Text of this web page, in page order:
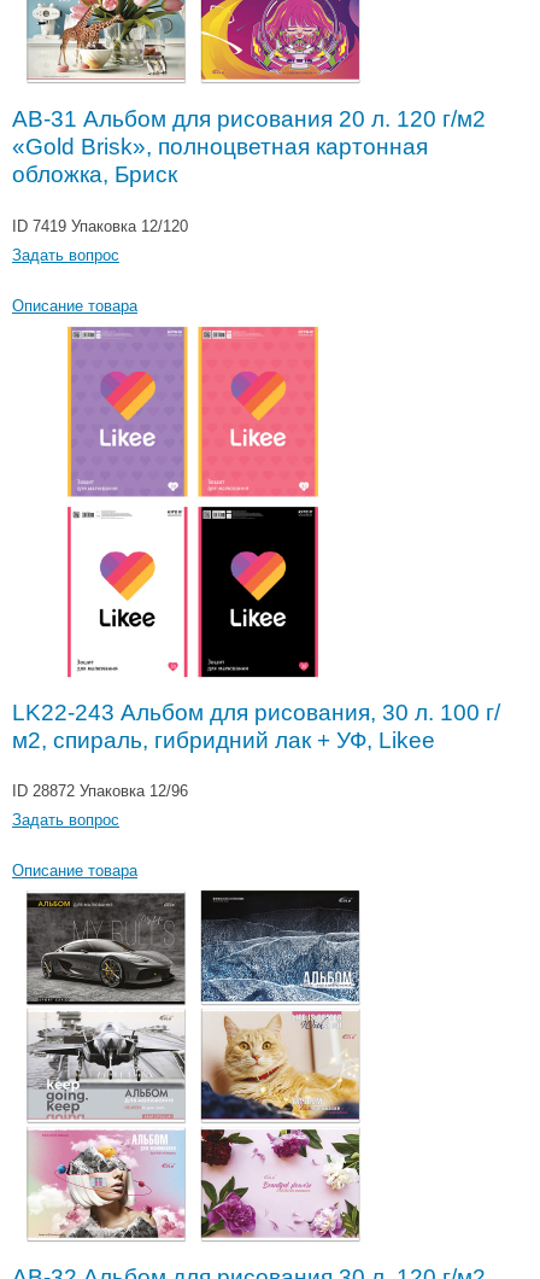
АВ-31 Альбом для рисования 20 л. 120 г/м2
«Gold Brisk», полноцветная картонная
обложка, Бриск
ID 7419 Упаковка 12/120
Задать вопрос
Описание товара
LK22-243 Альбом для рисования, 30 л. 100 г/
м2, спираль, гибридний лак + УФ, Likee
ID 28872 Упаковка 12/96
Задать вопрос
Описание товара